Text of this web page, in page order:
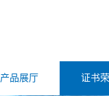
产品展厅 证书